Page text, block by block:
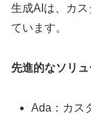
生成AIは、カ
ています。
先進的なソリ
Ada：カス